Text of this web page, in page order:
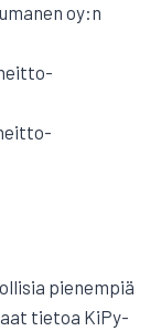
oy:n
pienempiä
tietoa KiPy-